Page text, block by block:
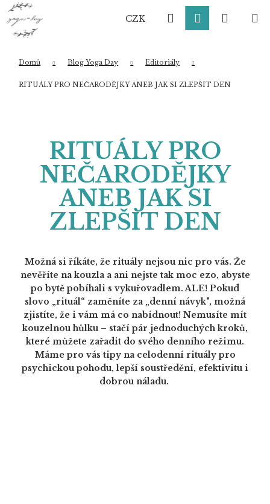
Přejít
obsah
CZK HledatPřihlášení
Domů Blog Yoga Day Editoriály
RITUÁLY PRO NEČARODĚJKY ANEB JAK SI ZLEPŠIT DEN
RITUÁLY PRO
NEČARODĚJKY
ANEB JAK SI
ZLEPŠIT DEN
Možná si říkáte, že rituály nejsou nic pro vás. Že
nevěříte na kouzla a ani nejste tak moc ezo, abyste
po bytě pobíhali s vykuřovadlem. ALE! Pokud
slovo „rituál“ zaměníte za „denní návyk", možná
zjistíte, že i vám má co nabídnout! Nemusíte mít
kouzelnou hůlku – stačí pár jednoduchých kroků,
které můžete zařadit do svého denního režimu.
Máme pro vás tipy na celodenní rituály pro
psychickou pohodu, lepší soustředění, efektivitu i
dobrou náladu.
K
o
Zpět
Zpět
Co potřebujete najít?
Doporučujeme